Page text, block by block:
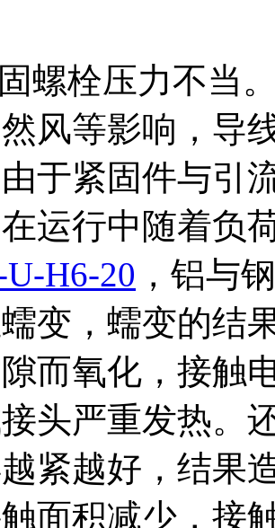
螺栓压力不当
风等影响，导
于紧固件与引
运行中随着负
H6-20 ，铝与
变，蠕变的结
而氧化，接触
头严重发热。
紧越好，结果
面积减少，接